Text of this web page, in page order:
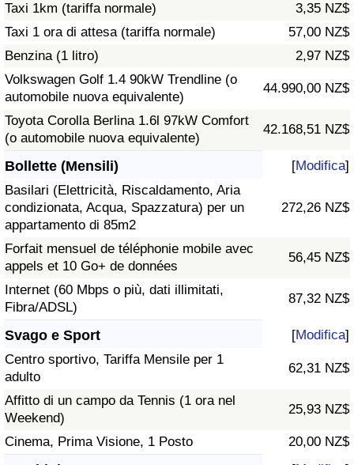
Taxi 1km (tariffa normale)
3,35 NZ$
Taxi 1 ora di attesa (tariffa normale)
57,00 NZ$
Benzina (1 litro)
2,97 NZ$
Volkswagen Golf 1.4 90kW Trendline (o
automobile nuova equivalente)
44.990,00 NZ$
Toyota Corolla Berlina 1.6l 97kW Comfort
(o automobile nuova equivalente)
42.168,51 NZ$
Bollette (Mensili) [Modifica]
Basilari (Elettricità, Riscaldamento, Aria
condizionata, Acqua, Spazzatura) per un
appartamento di 85m2
272,26 NZ$
Forfait mensuel de téléphonie mobile avec
appels et 10 Go+ de données
56,45 NZ$
Internet (60 Mbps o più, dati illimitati,
Fibra/ADSL)
87,32 NZ$
Svago e Sport [Modifica]
Centro sportivo, Tariffa Mensile per 1
adulto
62,31 NZ$
Affitto di un campo da Tennis (1 ora nel
Weekend)
25,93 NZ$
Cinema, Prima Visione, 1 Posto 20,00 NZ$